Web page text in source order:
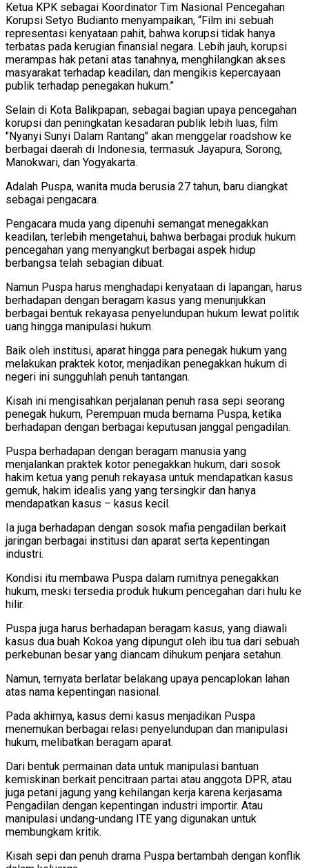
Ketua KPK sebagai Koordinator Tim Nasional Pencegahan
Korupsi Setyo Budianto menyampaikan, “Film ini sebuah
representasi kenyataan pahit, bahwa korupsi tidak hanya
terbatas pada kerugian finansial negara. Lebih jauh, korupsi
merampas hak petani atas tanahnya, menghilangkan akses
masyarakat terhadap keadilan, dan mengikis kepercayaan
publik terhadap penegakan hukum.”
Selain di Kota Balikpapan, sebagai bagian upaya pencegahan
korupsi dan peningkatan kesadaran publik lebih luas, film
"Nyanyi Sunyi Dalam Rantang" akan menggelar roadshow ke
berbagai daerah di Indonesia, termasuk Jayapura, Sorong,
Manokwari, dan Yogyakarta.
Adalah Puspa, wanita muda berusia 27 tahun, baru diangkat
sebagai pengacara.
Pengacara muda yang dipenuhi semangat menegakkan
keadilan, terlebih mengetahui, bahwa berbagai produk hukum
pencegahan yang menyangkut berbagai aspek hidup
berbangsa telah sebagian dibuat.
Namun Puspa harus menghadapi kenyataan di lapangan, harus
berhadapan dengan beragam kasus yang menunjukkan
berbagai bentuk rekayasa penyelundupan hukum lewat politik
uang hingga manipulasi hukum.
Baik oleh institusi, aparat hingga para penegak hukum yang
melakukan praktek kotor, menjadikan penegakkan hukum di
negeri ini sungguhlah penuh tantangan.
Kisah ini mengisahkan perjalanan penuh rasa sepi seorang
penegak hukum, Perempuan muda bernama Puspa, ketika
berhadapan dengan berbagai keputusan janggal pengadilan.
Puspa berhadapan dengan beragam manusia yang
menjalankan praktek kotor penegakkan hukum, dari sosok
hakim ketua yang penuh rekayasa untuk mendapatkan kasus
gemuk, hakim idealis yang yang tersingkir dan hanya
mendapatkan kasus – kasus kecil.
Ia juga berhadapan dengan sosok mafia pengadilan berkait
jaringan berbagai institusi dan aparat serta kepentingan
industri.
Kondisi itu membawa Puspa dalam rumitnya penegakkan
hukum, meski tersedia produk hukum pencegahan dari hulu ke
hilir.
Puspa juga harus berhadapan beragam kasus, yang diawali
kasus dua buah Kokoa yang dipungut oleh ibu tua dari sebuah
perkebunan besar yang diancam dihukum penjara setahun.
Namun, ternyata berlatar belakang upaya pencaplokan lahan
atas nama kepentingan nasional.
Pada akhirnya, kasus demi kasus menjadikan Puspa
menemukan berbagai relasi penyelundupan dan manipulasi
hukum, melibatkan beragam aparat.
Dari bentuk permainan data untuk manipulasi bantuan
kemiskinan berkait pencitraan partai atau anggota DPR, atau
juga petani jagung yang kehilangan kerja karena kerjasama
Pengadilan dengan kepentingan industri importir. Atau
manipulasi undang-undang ITE yang digunakan untuk
membungkam kritik.
Kisah sepi dan penuh drama Puspa bertambah dengan konflik